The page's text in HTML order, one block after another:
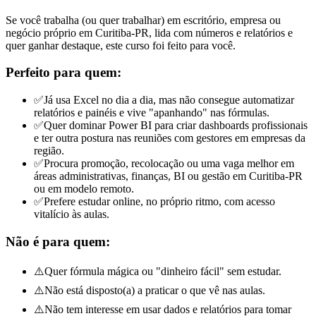
Se você trabalha (ou quer trabalhar) em escritório, empresa ou
negócio próprio em Curitiba-PR, lida com números e relatórios e
quer ganhar destaque, este curso foi feito para você.
Perfeito para quem:
✅Já usa Excel no dia a dia, mas não consegue automatizar
relatórios e painéis e vive "apanhando" nas fórmulas.
✅Quer dominar Power BI para criar dashboards profissionais
e ter outra postura nas reuniões com gestores em empresas da
região.
✅Procura promoção, recolocação ou uma vaga melhor em
áreas administrativas, finanças, BI ou gestão em Curitiba-PR
ou em modelo remoto.
✅Prefere estudar online, no próprio ritmo, com acesso
vitalício às aulas.
Não é para quem:
⚠️Quer fórmula mágica ou "dinheiro fácil" sem estudar.
⚠️Não está disposto(a) a praticar o que vê nas aulas.
⚠️Não tem interesse em usar dados e relatórios para tomar